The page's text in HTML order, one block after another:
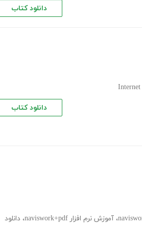
دانلود کتاب
دانلود کتاب
، آموزش نرم افزار naviswork+pdf ، دانلود